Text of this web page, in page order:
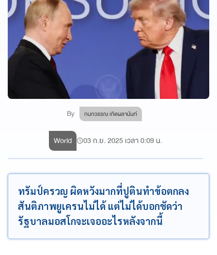
By กนกวรรณ เกิดผลานันท์
World 03 ก.ย. 2025 เวลา 0:09 น.
ทรัมป์ครวญ ผิดหวังมากที่ปูตินทำข้อตกลง
สันติภาพยูเครนไม่ได้ แต่ไม่ได้บอกชัดว่า
รัฐบาลมอสโกจะเจออะไรหลังจากนี้